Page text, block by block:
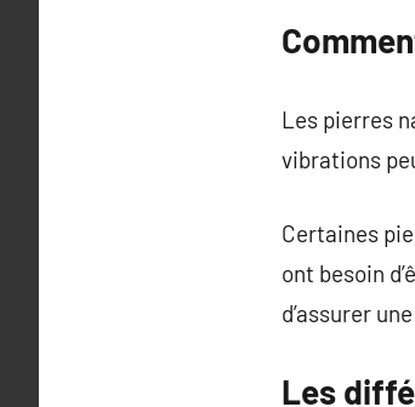
Les pierres
vibrations
Certaines
ont besoin
d’assurer
Les